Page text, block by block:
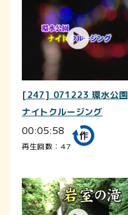
[247] 071223 環水公園
ナイトクルージング
00:05:58
再生回数：47